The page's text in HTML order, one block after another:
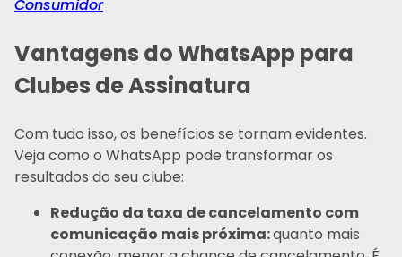
Consumidor
Vantagens do WhatsApp para
Clubes de Assinatura
Com tudo isso, os benefícios se tornam evidentes.
Veja como o WhatsApp pode transformar os
resultados do seu clube:
Redução da taxa de cancelamento com
comunicação mais próxima:quanto mais